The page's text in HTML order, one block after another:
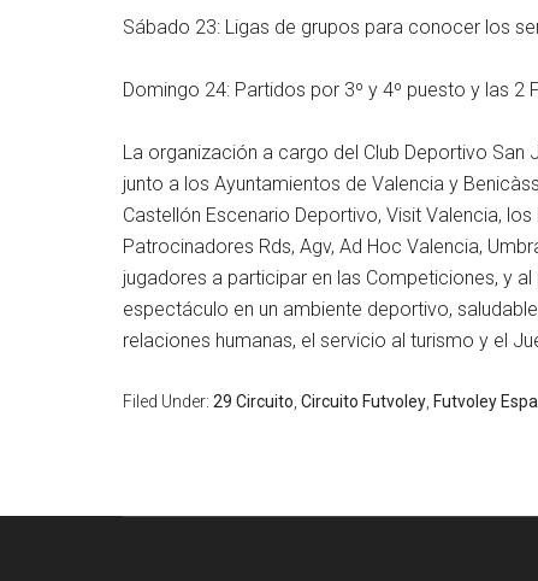
Sábado 23: Ligas de grupos para conocer los
Domingo 24: Partidos por 3º y 4º puesto y las 2
La organización a cargo del Club Deportivo
junto a los Ayuntamientos de Valencia y
Castellón Escenario Deportivo, Visit Valencia,
Patrocinadores Rds, Agv, Ad Hoc Valencia,
jugadores a participar en las Competiciones, y
espectáculo en un ambiente deportivo,
relaciones humanas, el servicio al turismo y el
Filed Under: 29 Circuito Circuito Futvoley Futvoley